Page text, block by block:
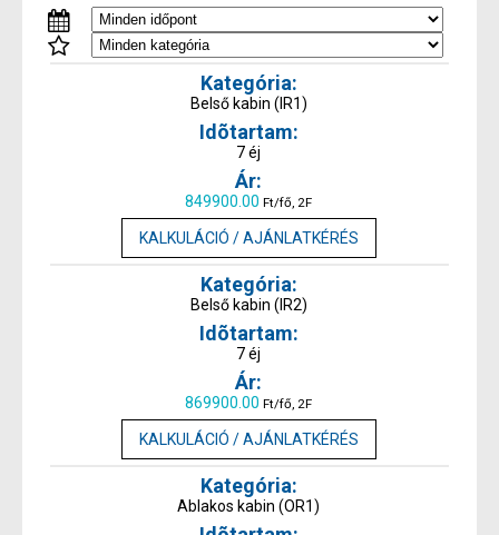
Belső kabin (IR1)
7 éj
849900.00 Ft/fő, 2F
KALKULÁCIÓ / AJÁNLATKÉRÉS
Belső kabin (IR2)
7 éj
869900.00 Ft/fő, 2F
KALKULÁCIÓ / AJÁNLATKÉRÉS
Ablakos kabin (OR1)